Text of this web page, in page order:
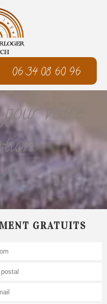
06 34 08 60 96
votre
GRATUITS